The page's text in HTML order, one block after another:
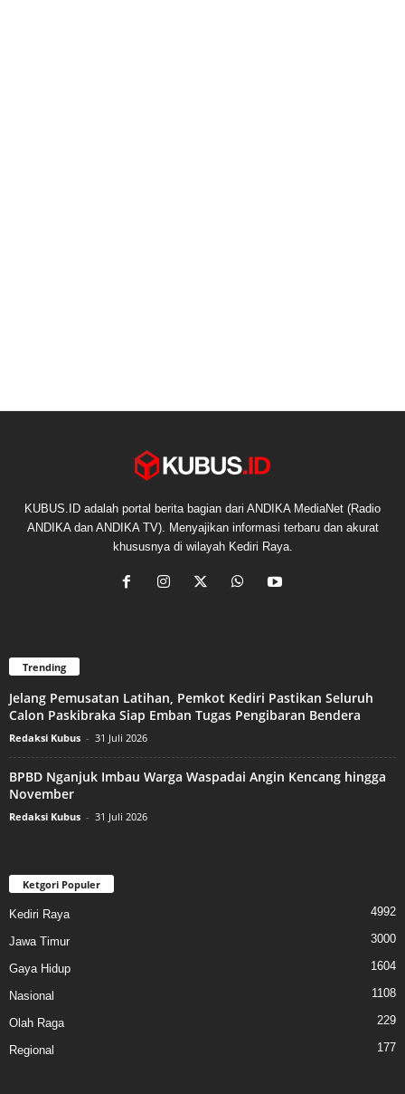
KUBUS.ID adalah portal berita bagian dari ANDIKA MediaNet (Radio
ANDIKA dan ANDIKA TV). Menyajikan informasi terbaru dan akurat
khususnya di wilayah Kediri Raya.
Trending
Jelang Pemusatan Latihan, Pemkot Kediri Pastikan Seluruh
Calon Paskibraka Siap Emban Tugas Pengibaran Bendera
Redaksi Kubus - 31 Juli 2026
BPBD Nganjuk Imbau Warga Waspadai Angin Kencang hingga
November
Redaksi Kubus - 31 Juli 2026
Ketgori Populer
Kediri Raya 4992
Jawa Timur 3000
Gaya Hidup 1604
Nasional 1108
Olah Raga 229
Regional 177